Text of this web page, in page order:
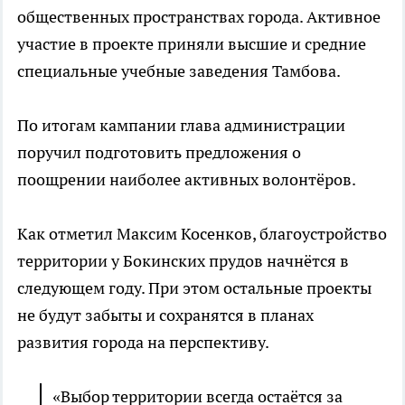
общественных пространствах города. Активное
участие в проекте приняли высшие и средние
специальные учебные заведения Тамбова.
По итогам кампании глава администрации
поручил подготовить предложения о
поощрении наиболее активных волонтёров.
Как отметил Максим Косенков, благоустройство
территории у Бокинских прудов начнётся в
следующем году. При этом остальные проекты
не будут забыты и сохранятся в планах
развития города на перспективу.
«Выбор территории всегда остаётся за